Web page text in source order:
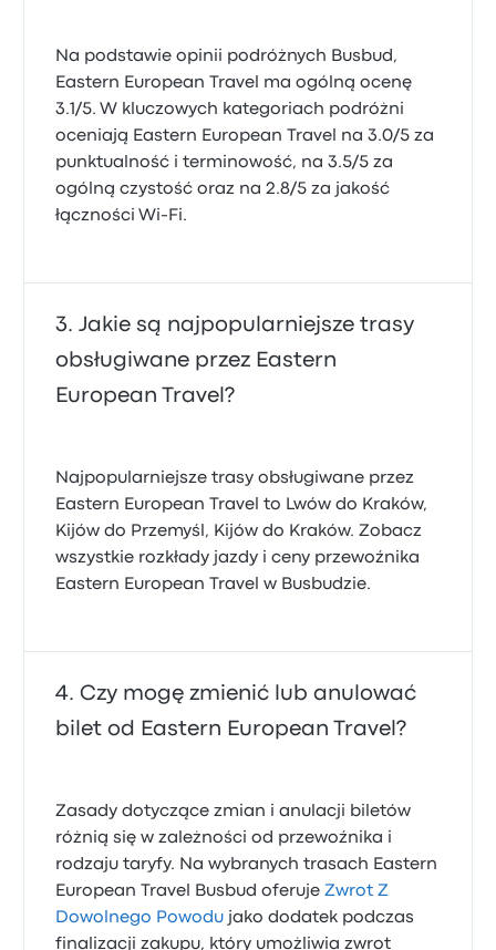
Na podstawie opinii podróżnych Busbud,
Eastern European Travel ma ogólną ocenę
3.1/5. W kluczowych kategoriach podróżni
oceniają Eastern European Travel na 3.0/5 za
punktualność i terminowość, na 3.5/5 za
ogólną czystość oraz na 2.8/5 za jakość
łączności Wi-Fi.
Jakie są najpopularniejsze trasy
obsługiwane przez Eastern
European Travel?
Najpopularniejsze trasy obsługiwane przez
Eastern European Travel to Lwów do Kraków,
Kijów do Przemyśl, Kijów do Kraków. Zobacz
wszystkie rozkłady jazdy i ceny przewoźnika
Eastern European Travel w Busbudzie.
Czy mogę zmienić lub anulować
bilet od Eastern European Travel?
Zasady dotyczące zmian i anulacji biletów
różnią się w zależności od przewoźnika i
rodzaju taryfy. Na wybranych trasach Eastern
European Travel Busbud oferujeZwrot Z
Dowolnego Powodu jako dodatek podczas
finalizacji zakupu, który umożliwia zwrot